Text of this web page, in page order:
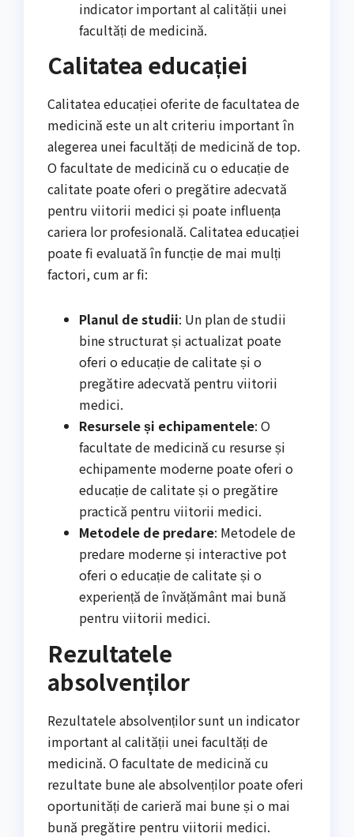
indicator important al calității unei
facultăți de medicină.
Calitatea educației
Calitatea educației oferite de facultatea de
medicină este un alt criteriu important în
alegerea unei facultăți de medicină de top.
O facultate de medicină cu o educație de
calitate poate oferi o pregătire adecvată
pentru viitorii medici și poate influența
cariera lor profesională. Calitatea educației
poate fi evaluată în funcție de mai mulți
factori, cum ar fi:
Planul de studii: Un plan de studii
bine structurat și actualizat poate
oferi o educație de calitate și o
pregătire adecvată pentru viitorii
medici.
Resursele și echipamentele: O
facultate de medicină cu resurse și
echipamente moderne poate oferi o
educație de calitate și o pregătire
practică pentru viitorii medici.
Metodele de predare: Metodele de
predare moderne și interactive pot
oferi o educație de calitate și o
experiență de învățământ mai bună
pentru viitorii medici.
Rezultatele
absolvenților
Rezultatele absolvenților sunt un indicator
important al calității unei facultăți de
medicină. O facultate de medicină cu
rezultate bune ale absolvenților poate oferi
oportunități de carieră mai bune și o mai
bună pregătire pentru viitorii medici.